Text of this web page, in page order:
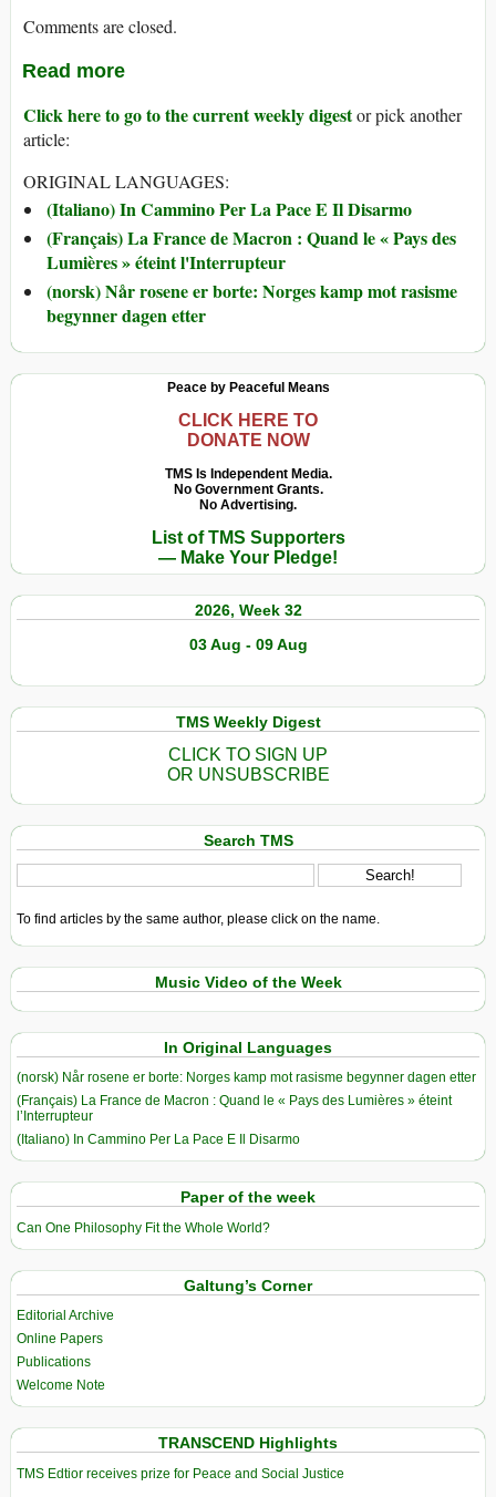
Comments are closed.
Read more
Click here to go to the current weekly digestor pick another
article:
ORIGINAL LANGUAGES:
(Italiano) In Cammino Per La Pace E Il Disarmo
(Français) La France de Macron : Quand le « Pays des
Lumières » éteint l'Interrupteur
(norsk) Når rosene er borte: Norges kamp mot rasisme
begynner dagen etter
Peace by Peaceful Means
CLICK HERE TO
DONATE NOW
TMS Is Independent Media.
No Government Grants.
No Advertising.
List of TMS Supporters
— Make Your Pledge!
2026, Week 32
03 Aug - 09 Aug
TMS Weekly Digest
CLICK TO SIGN UP
OR UNSUBSCRIBE
Search TMS
To find articles by the same author, please click on the name.
Music Video of the Week
In Original Languages
(norsk) Når rosene er borte: Norges kamp mot rasisme begynner dagen etter
(Français) La France de Macron : Quand le « Pays des Lumières » éteint
l’Interrupteur
(Italiano) In Cammino Per La Pace E Il Disarmo
Paper of the week
Can One Philosophy Fit the Whole World?
Galtung’s Corner
Editorial Archive
Online Papers
Publications
Welcome Note
TRANSCEND Highlights
TMS Edtior receives prize for Peace and Social Justice